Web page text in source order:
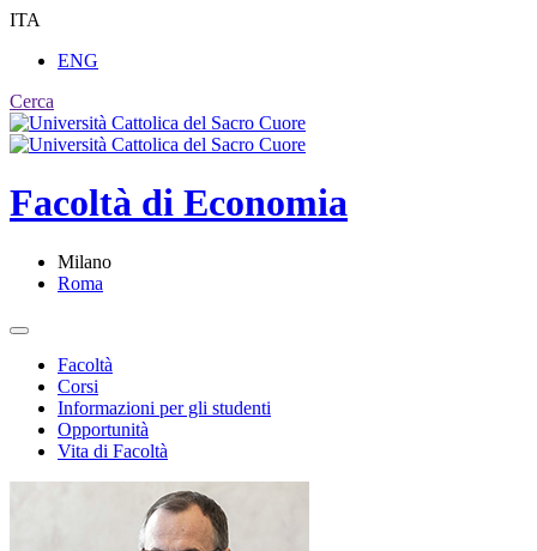
ITA
ENG
Cerca
Facoltà di Economia
Milano
Roma
Facoltà
Corsi
Informazioni per gli studenti
Opportunità
Vita di Facoltà